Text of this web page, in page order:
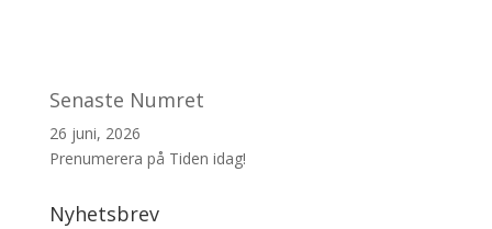
Senaste Numret
26 juni, 2026
Prenumerera på Tiden idag!
Nyhetsbrev